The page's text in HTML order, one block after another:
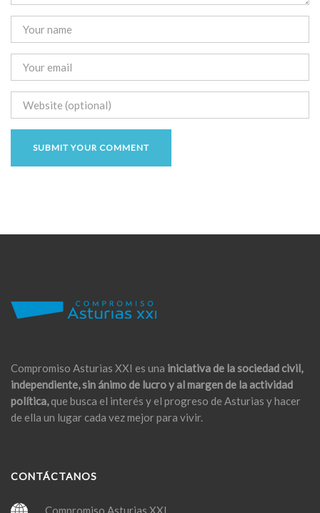
Compromiso Asturias XXI es una iniciativa de la sociedad civil,
independiente, sin ánimo de lucro y al margen de la actividad
política,que busca el interés y el progreso de Asturias y hacer
de ella un lugar cada vez mejor para vivir.
CONTÁCTANOS
Compromiso Asturias XXI